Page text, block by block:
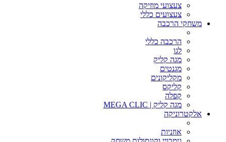
צעצועי מוזיקה
צעצועים כללי
משחקי הרכבה
הרכבה כללי
לגו
מגה קליק
מגנטים
מקליקונים
קליקס
קפלה
מגה קליק | MEGA CLIC
אלקטרוניקה
אוזניות